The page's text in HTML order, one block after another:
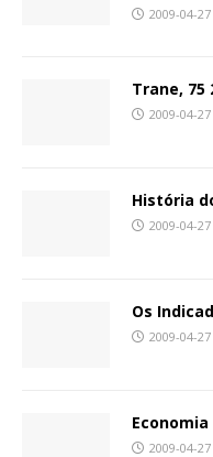
2009-04-27
Trane, 75
2009-04-27
História
2009-04-27
Os
2009-04-27
2009-04-27